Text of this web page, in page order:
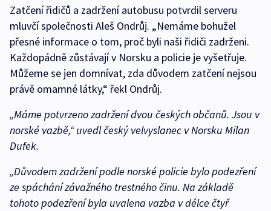
Zatčení řidičů a zadržení autobusu potvrdil serveru
mluvčí společnosti Aleš Ondrůj. „Nemáme bohužel
přesné informace o tom, proč byli naši řidiči zadrženi.
Každopádně zůstávají v Norsku a policie je vyšetřuje.
Můžeme se jen domnívat, zda důvodem zatčení nejsou
právě omamné látky,“ řekl Ondrůj.
„Máme potvrzeno zadržení dvou českých občanů. Jsou v
norské vazbě,“uvedl český velvyslanec v Norsku Milan
Dufek.
„Důvodem zadržení podle norské policie bylo podezření
ze spáchání závažného trestného činu. Na základě
tohoto podezření byla uvalena vazba v délce čtyř